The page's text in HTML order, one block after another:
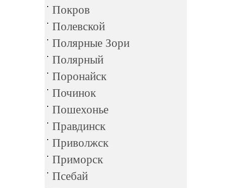
Покров
Полевской
Полярные Зори
Полярный
Поронайск
Починок
Пошехонье
Правдинск
Приволжск
Приморск
Псебай